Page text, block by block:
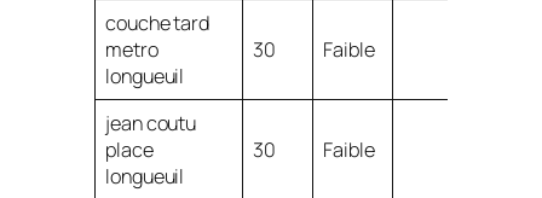
couche tard
metro
longueuil
30 Faible
jean coutu
place
longueuil
30 Faible